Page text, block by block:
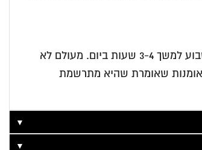
אני מצייר באקריליק על בד. אני מצייר קצת יותר משנתיים. אני אף פעם לא לומד אמנות אבל עכשיו אני עושה את זה בערך 3 פעמים בשבוע למשך 3-4 שעות ביום. מעולם לא
לאומנות שאומרת שהיא מתרשמת
▼
▼